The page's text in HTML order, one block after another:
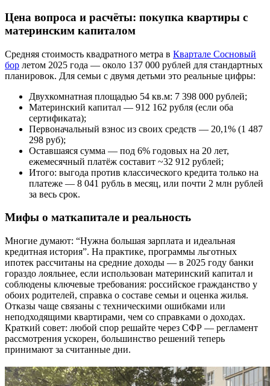
Цена вопроса и расчёты: покупка квартиры с
материнским капиталом
Средняя стоимость квадратного метра в Квартале Сосновый
бор летом 2025 года — около 137 000 рублей для стандартных
планировок. Для семьи с двумя детьми это реальные цифры:
Двухкомнатная площадью 54 кв.м: 7 398 000 рублей;
Материнский капитал — 912 162 рубля (если оба
сертификата);
Первоначальный взнос из своих средств — 20,1% (1 487
298 руб);
Оставшаяся сумма — под 6% годовых на 20 лет,
ежемесячный платёж составит ~32 912 рублей;
Итого: выгода против классического кредита только на
платеже — 8 041 рубль в месяц, или почти 2 млн рублей
за весь срок.
Мифы о маткапитале и реальность
Многие думают: “Нужна большая зарплата и идеальная
кредитная история”. На практике, программы льготных
ипотек рассчитаны на средние доходы — в 2025 году банки
гораздо лояльнее, если использован материнский капитал и
соблюдены ключевые требования: российское гражданство у
обоих родителей, справка о составе семьи и оценка жилья.
Отказы чаще связаны с техническими ошибками или
неподходящими квартирами, чем со справками о доходах.
Краткий совет: любой спор решайте через СФР — регламент
рассмотрения ускорен, большинство решений теперь
принимают за считанные дни.